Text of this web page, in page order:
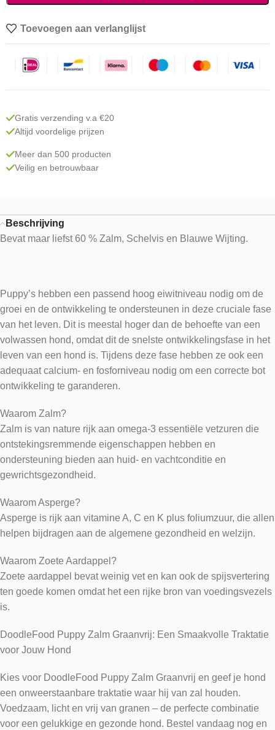
Toevoegen aan verlanglijst
Gratis verzending v.a €20
Altijd voordelige prijzen
Meer dan 500 producten
Veilig en betrouwbaar
Beschrijving
Bevat maar liefst 60 % Zalm, Schelvis en Blauwe Wijting.
Puppy’s hebben een passend hoog eiwitniveau nodig om de
groei en de ontwikkeling te ondersteunen in deze cruciale fase
van het leven. Dit is meestal hoger dan de behoefte van een
volwassen hond, omdat dit de snelste ontwikkelingsfase in het
leven van een hond is. Tijdens deze fase hebben ze ook een
adequaat calcium- en fosforniveau nodig om een correcte bot
ontwikkeling te garanderen.
Waarom Zalm?
Zalm is van nature rijk aan omega-3 essentiële vetzuren die
ontstekingsremmende eigenschappen hebben en
ondersteuning bieden aan huid- en vachtconditie en
gewrichtsgezondheid.
Waarom Asperge?
Asperge is rijk aan vitamine A, C en K plus foliumzuur, die allen
helpen bijdragen aan de algemene gezondheid en welzijn.
Waarom Zoete Aardappel?
Zoete aardappel bevat weinig vet en kan ook de spijsvertering
ten goede komen omdat het een rijke bron van voedingsvezels
is.
DoodleFood Puppy Zalm Graanvrij: Een Smaakvolle Traktatie
voor Jouw Hond
Kies voor DoodleFood Puppy Zalm Graanvrij en geef je hond
een onweerstaanbare traktatie waar hij van zal houden.
Voedzaam, licht en vrij van granen – de perfecte combinatie
voor een gelukkige en gezonde hond. Bestel vandaag nog en